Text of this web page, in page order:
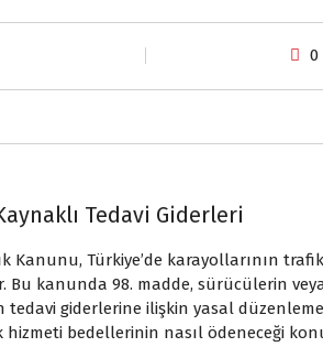
0
Tedavi Giderleri
Kanunu, Türkiye’de karayollarının
Bu kanunda 98. madde, sürücülerin
giderlerine ilişkin yasal
bedellerinin nasıl ödeneceği